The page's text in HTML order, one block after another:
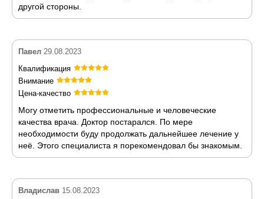
другой стороны.
Павел 29.08.2023
Квалификация
Внимание
Цена-качество
Могу отметить профессиональные и человеческие
качества врача. Доктор постарался. По мере
необходимости буду продолжать дальнейшее лечение у
неё. Этого специалиста я порекомендовал бы знакомым.
Владислав 15.08.2023